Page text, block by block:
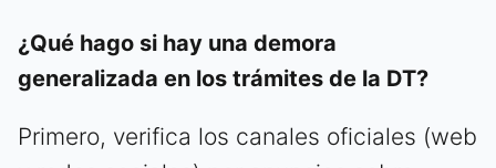
¿Qué hago si hay una demora
generalizada en los trámites de la DT?
Primero, verifica los canales oficiales (web